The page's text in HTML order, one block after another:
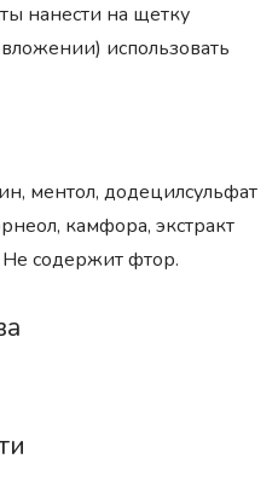
нанести на щетку
использовать
ментол, додецилсульфат
камфора, экстракт
Не содержит фтор.